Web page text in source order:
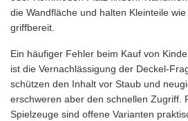
die Wandfläche und halten Kleinteile
griffbereit.
Ein häufiger Fehler beim Kauf von
ist die Vernachlässigung der Deckel-
schützen den Inhalt vor Staub und
erschweren aber den schnellen Zugriff.
Spielzeuge sind offene Varianten